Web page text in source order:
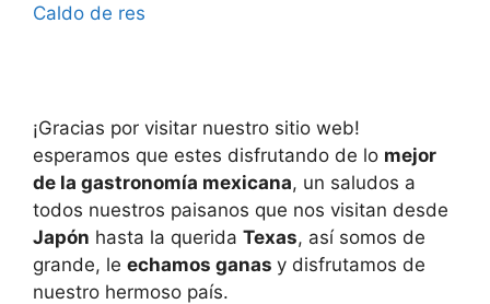
Caldo de res
¡Gracias por visitar nuestro sitio web!
esperamos que estes disfrutando de lo mejor
de la gastronomía mexicana, un saludos a
todos nuestros paisanos que nos visitan desde
Japón hasta la querida Texas, así somos de
grande, le echamos ganas y disfrutamos de
nuestro hermoso país.